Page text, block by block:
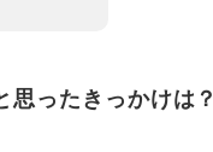
思ったきっかけは？